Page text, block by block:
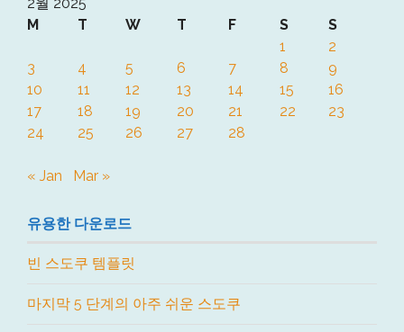
M
T W T F S
S
1
2
3
4 5 6 7 8
9
10
11 12 13 14 15
16
17
18 19 20 21 22
23
24
25 26 27 28
« Jan Mar »
유용한 다운로드
빈 스도쿠 템플릿
마지막 5 단계의 아주 쉬운 스도쿠